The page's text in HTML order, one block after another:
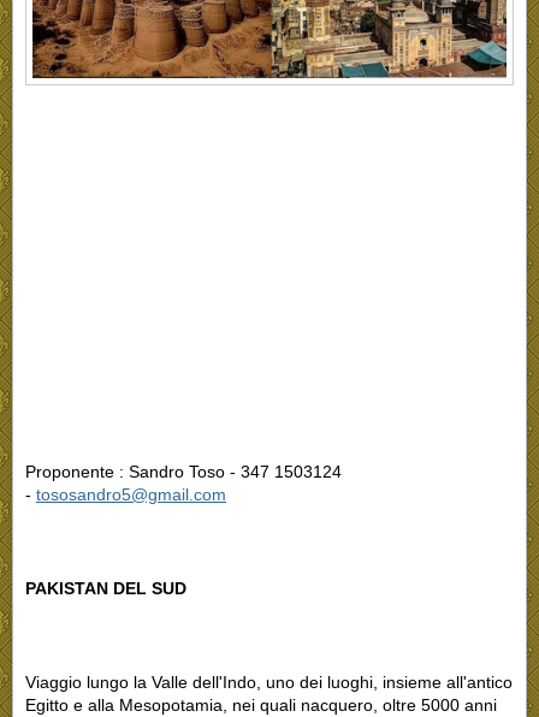
Proponente : Sandro Toso - 347 1503124
- tososandro5@gmail.com
PAKISTAN DEL SUD
Viaggio lungo la Valle dell'Indo, uno dei luoghi, insieme all'antico
Egitto e alla Mesopotamia, nei quali nacquero, oltre 5000 anni